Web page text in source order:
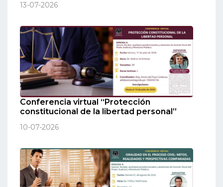
13-07-2026
Conferencia virtual “Protección
constitucional de la libertad personal”
10-07-2026